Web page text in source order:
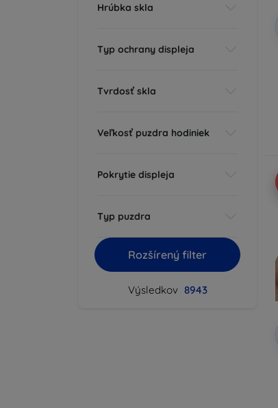
Hrúbka skla
Typ ochrany displeja
Tvrdosť skla
Veľkosť puzdra hodiniek
Pokrytie displeja
Typ puzdra
Rozšírený filter
Výsledkov 8943